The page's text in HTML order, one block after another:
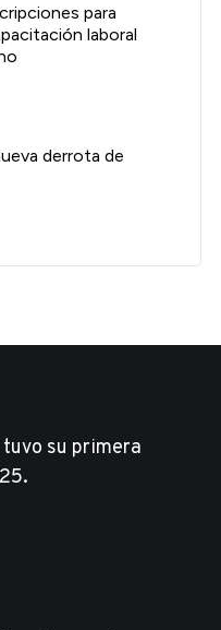
para
laboral
derrota de
su primera